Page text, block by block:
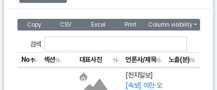
Copy CSV Excel Print Column visibility
검색
No 섹션 대표사진 언론사/제목 노출(분)
[천지일보]
[속보] 이란·오